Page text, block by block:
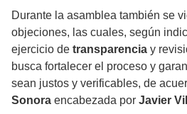
Durante la asamblea también se
objeciones, las cuales, según
ejercicio de transparencia y
busca fortalecer el proceso y
sean justos y verificables, de
Sonora encabezada por Javier